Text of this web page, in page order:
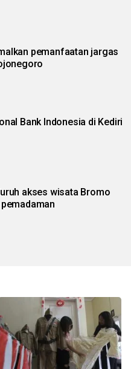
pemanfaatan jargas
Bank Indonesia di Kediri
akses wisata Bromo